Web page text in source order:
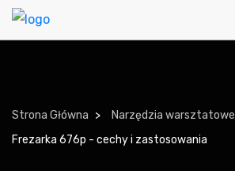
Strona Główna
Narzędzia warsztatowe
Frezarka 676p - cechy i zastosowania